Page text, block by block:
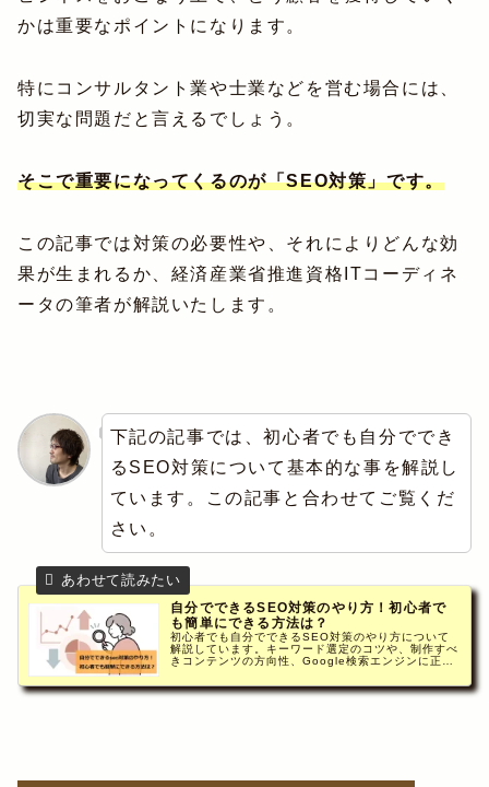
かは重要なポイントになります。
特にコンサルタント業や士業などを営む場合には、
切実な問題だと言えるでしょう。
そこで重要になってくるのが「SEO対策」です。
この記事では対策の必要性や、それによりどんな効
果が生まれるか、経済産業省推進資格ITコーディネ
ータの筆者が解説いたします。
下記の記事では、初心者でも自分ででき
るSEO対策について基本的な事を解説し
ています。この記事と合わせてご覧くだ
さい。
自分でできるSEO対策のやり方！初心者で
も簡単にできる方法は？
初心者でも自分でできるSEO対策のやり方について
解説しています。キーワード選定のコツや、制作すべ
きコンテンツの方向性、Google検索エンジンに正し
ITコーディネータの筆者が分かりやすく解説。